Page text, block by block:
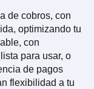
de cobros, con
optimizando tu
con
para usar, o
de pagos
flexibilidad a tu